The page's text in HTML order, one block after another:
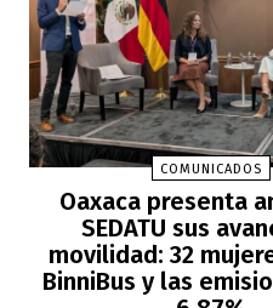
COMUNICADOS
Oaxaca presenta
SEDATU sus
movilidad: 32
BinniBus y las